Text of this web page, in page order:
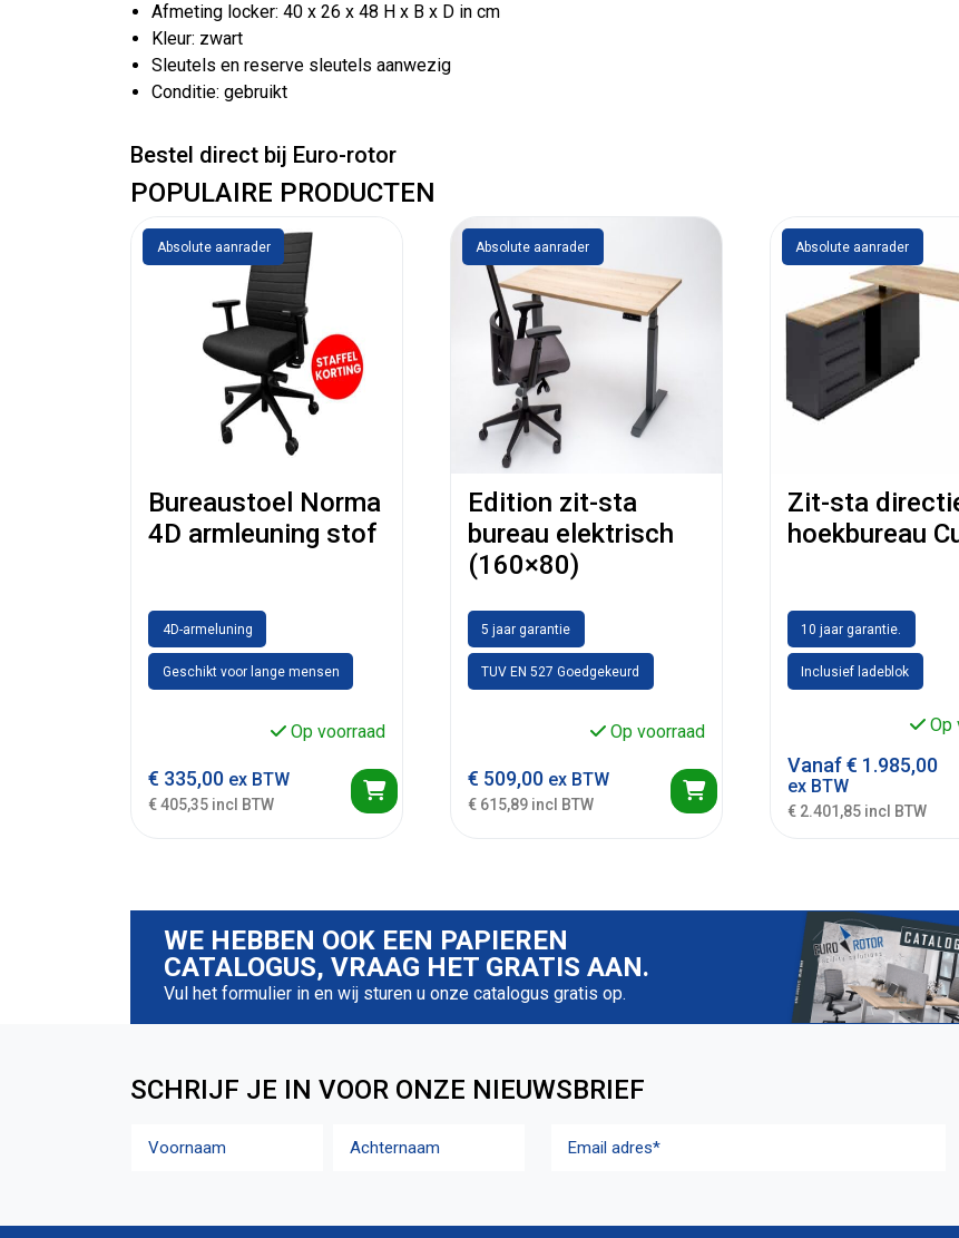
Afmeting locker: 40 x 26 x 48 H x B x D in cm
Kleur: zwart
Sleutels en reserve sleutels aanwezig
Conditie: gebruikt
Bestel direct bij Euro-rotor
POPULAIRE PRODUCTEN
Absolute aanrader
Bureaustoel Norma
4D armleuning stof
4D-armeluning
Geschikt voor lange mensen
Op voorraad
€ 335,00 ex BTW
€ 405,35 incl BTW
Absolute aanrader
Edition zit-sta
bureau elektrisch
(160×80)
5 jaar garantie
TUV EN 527 Goedgekeurd
Op voorraad
€ 509,00 ex BTW
€ 615,89 incl BTW
Absolute aanrader
Zit-sta
hoekbureau
10 jaar garantie.
Inclusief ladeblok
Op
Vanaf€ 1.985,00
ex BTW
€ 2.401,85 incl BTW
WE HEBBEN OOK EEN PAPIEREN
CATALOGUS, VRAAG HET GRATIS AAN.
Vul het formulier in en wij sturen u onze catalogus gratis op.
SCHRIJF JE IN VOOR ONZE NIEUWSBRIEF